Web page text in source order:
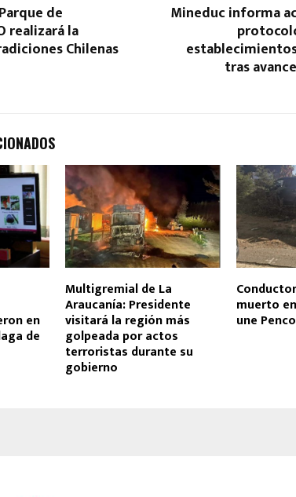
de
realizará la
Chilenas
Mineduc informa
tras
en
de
Multigremial de La
Araucanía: Presidente
visitará la región más
golpeada por actos
terroristas durante su
gobierno
muerto
une